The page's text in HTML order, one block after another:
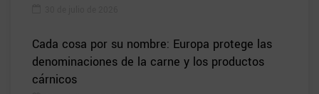
Cada cosa por su nombre: Europa protege las
denominaciones de la carne y los productos
cárnicos